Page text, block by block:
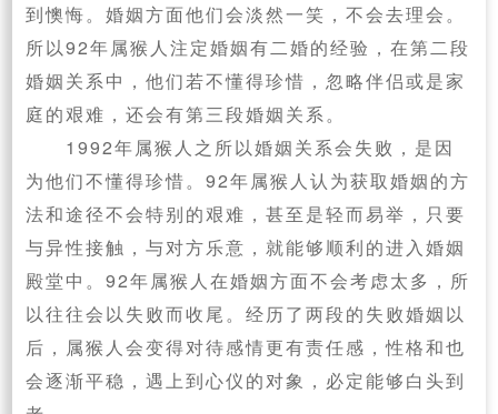
到懊悔。婚姻方面他们会淡然一笑，不会去理会。
所以92年属猴人注定婚姻有二婚的经验，在第二段
婚姻关系中，他们若不懂得珍惜，忽略伴侣或是家
庭的艰难，还会有第三段婚姻关系。
1992年属猴人之所以婚姻关系会失败，是因
为他们不懂得珍惜。92年属猴人认为获取婚姻的方
法和途径不会特别的艰难，甚至是轻而易举，只要
与异性接触，与对方乐意，就能够顺利的进入婚姻
殿堂中。92年属猴人在婚姻方面不会考虑太多，所
以往往会以失败而收尾。经历了两段的失败婚姻以
后，属猴人会变得对待感情更有责任感，性格和也
会逐渐平稳，遇上到心仪的对象，必定能够白头到